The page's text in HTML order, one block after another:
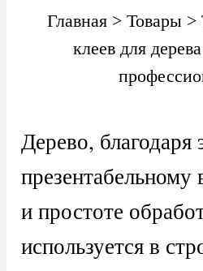
Главная > Товары >
клеев для
Дерево, благодаря
и простоте
используется в